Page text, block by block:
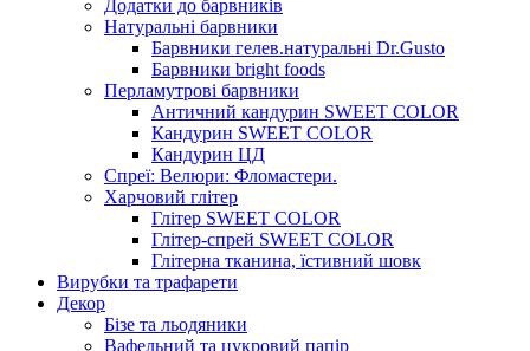
Додатки до барвників
Натуральні барвники
Барвники гелев.натуральні Dr.Gusto
Барвники bright foods
Перламутрові барвники
Античний кандурин SWEET COLOR
Кандурин SWEET COLOR
Кандурин ЦД
Спреї: Велюри: Фломастери.
Харчовий глітер
Глітер SWEET COLOR
Глітер-спрей SWEET COLOR
Глітерна тканина, їстивний шовк
Вирубки та трафарети
Декор
Бізе та льодяники
Вафельний та цукровий папір